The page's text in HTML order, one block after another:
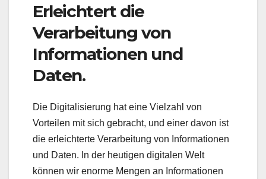
Erleichtert die
Verarbeitung von
Informationen und
Daten.
Die Digitalisierung hat eine Vielzahl von
Vorteilen mit sich gebracht, und einer davon ist
die erleichterte Verarbeitung von Informationen
und Daten. In der heutigen digitalen Welt
können wir enorme Mengen an Informationen